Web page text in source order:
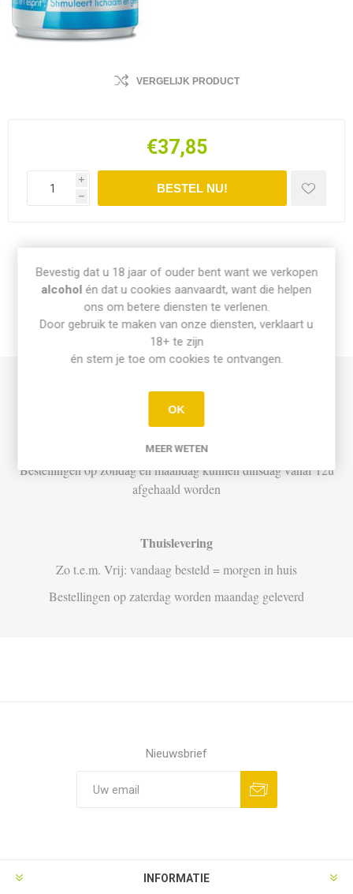
VERGELIJK PRODUCT
€37,85
i
h
INFO PICK-UP & LEVERING
Afhalen
Di t.e.m. Za: Vandaag besteld vóór 15u = vandaag af te halen
vanaf 16u
Bestellingen op zondag en maandag kunnen dinsdag vanaf 12u
afgehaald worden
Thuislevering
Zo t.e.m. Vrij: vandaag besteld = morgen in huis
Bestellingen op zaterdag worden maandag geleverd
Nieuwsbrief
INFORMATIE
Bevestig dat u 18 jaar of ouder bent want we verkopen
alcohol én dat u cookies aanvaardt, want die helpen
ons om betere diensten te verlenen.
Door gebruik te maken van onze diensten, verklaart u
18+ te zijn
én stem je toe om cookies te ontvangen.
OK
MEER WETEN